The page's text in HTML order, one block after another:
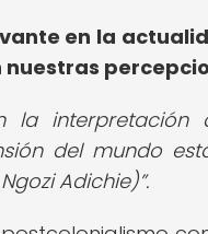
en la
la interpretación
del mundo
Adichie) .